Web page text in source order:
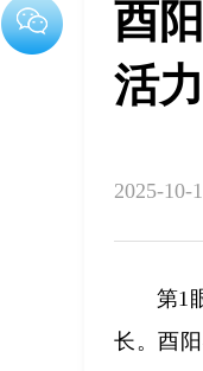
酉
活力
2025-10-
第1
长。酉